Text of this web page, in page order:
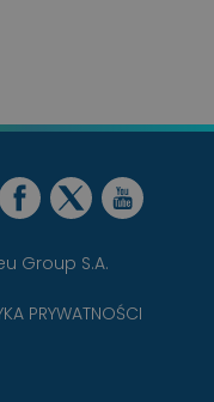
Group S.A.
PRYWATNOŚCI